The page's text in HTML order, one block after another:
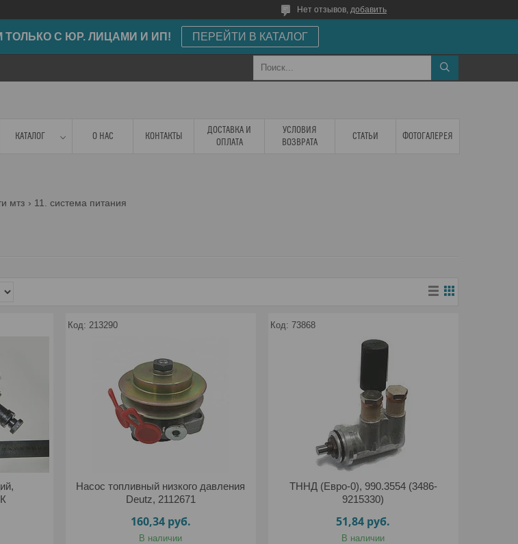
Нет отзывов, добавить
С ЮР. ЛИЦАМИ И ИП! ПЕРЕЙТИ В КАТАЛОГ
КАТАЛОГ О НАС КОНТАКТЫ
ДОСТАВКА И
ОПЛАТА
УСЛОВИЯ
ВОЗВРАТА
СТАТЬИ ФОТОГАЛЕРЕЯ
мтз 11. система питания
213290
Насос топливный низкого давления
Deutz, 2112671
160,34 руб.
В наличии
73868
ТННД (Евро-0), 990.3554 (3486-
9215330)
51,84 руб.
В наличии